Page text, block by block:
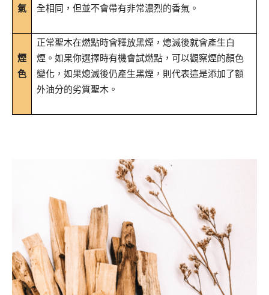
氣
全相同，但並不會帶有非常濃烈的香氣。
煙
色
正常聖木在燃點時會釋放黑煙，熄滅後就會產生白
煙。如果你選擇時有機會試燃點，可以觀察煙的顏色
變化，如果熄滅後仍產生黑煙，則代表這是添加了額
外油分的劣質聖木。